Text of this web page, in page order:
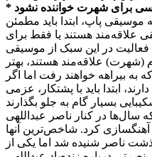
برای شهرت خواننده نشود
پاپ، ابتدا باید مطمئن
علاقه‌مند هستند یا فقط برای
در این سبک از موسیقی
(شهرت) علاقه‌مند هستند، بهتر
به بیراهه خواهند رفت اما اگر
ابتدا باید با پشتکار‌، عزمی
سال‌ها در کنار ناصر عبداللهی
برایش آهنگسازی کرد. شاخص‌ترین آنها
ناصر شنیده شد اما یکی از